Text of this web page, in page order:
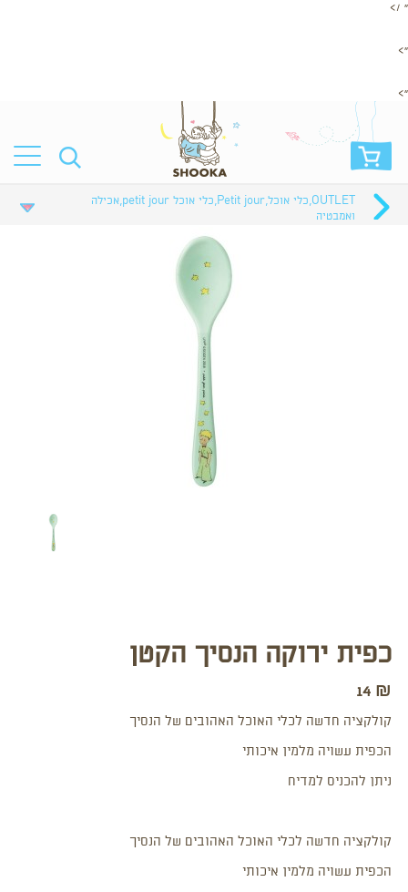
" />
">
">
OUTLET
,כלי אוכל,
Petit jour
,כלי אוכל petit jour ,אכילה
ואמבטיה
כפית ירוקה הנסיך הקטן
14 ₪
קולקציה חדשה לכלי האוכל האהובים של הנסיך
הכפית עשויה מלמין איכותי
ניתן להכניס למדיח
קולקציה חדשה לכלי האוכל האהובים של הנסיך
הכפית עשויה מלמין איכותי